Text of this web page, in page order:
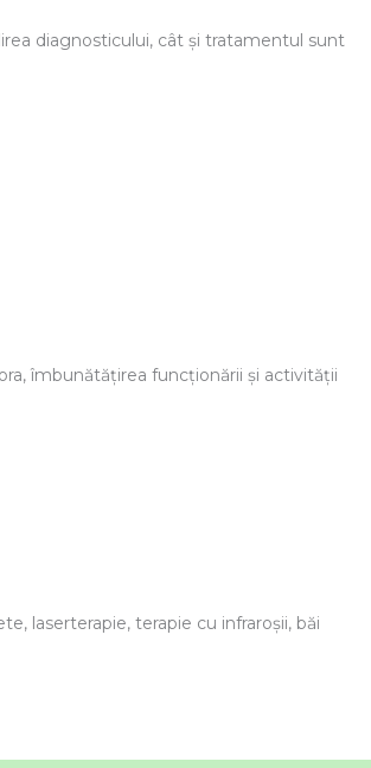
diagnosticului, cât şi tratamentul sunt
îmbunătăţirea funcţionării şi activităţii
laserterapie, terapie cu infraroşii, băi